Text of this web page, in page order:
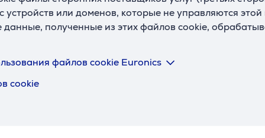
устройств или доменов, которые не управляются
данные, полученные из этих файлов cookie,
файлов cookie Euronics
cookie
черный -
мыши